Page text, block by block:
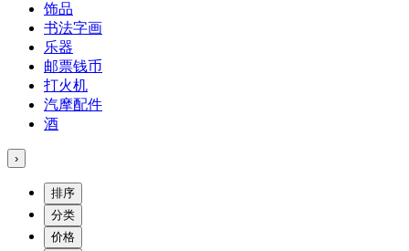
饰品
书法字画
乐器
邮票钱币
打火机
汽摩配件
酒
›
排序
分类
价格